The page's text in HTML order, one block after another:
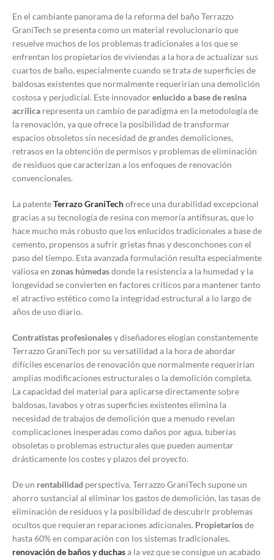
En el cambiante panorama de la reforma del bañoTerrazzo
GraniTech se presenta como un material revolucionario que
resuelve muchos de los problemas tradicionales a los que se
enfrentan los propietarios de viviendas a la hora de actualizar sus
cuartos de baño, especialmente cuando se trata de superficies de
baldosas existentes que normalmente requerirían una demolición
costosa y perjudicial. Este innovadorenlucido a base de resina
acrílica representa un cambio de paradigma en la metodología de
la renovación, ya que ofrece la posibilidad de transformar
espacios obsoletos sin necesidad de grandes demoliciones,
retrasos en la obtención de permisos y problemas de eliminación
de residuos que caracterizan a los enfoques de renovación
convencionales.
La patenteTerrazo GraniTechofrece una durabilidad excepcional
gracias a su tecnología de resina con memoria antifisuras, que lo
hace mucho más robusto que los enlucidos tradicionales a base de
cemento, propensos a sufrir grietas finas y desconchones con el
paso del tiempo. Esta avanzada formulación resulta especialmente
valiosa en zonas húmedasdonde la resistencia a la humedad y la
longevidad se convierten en factores críticos para mantener tanto
el atractivo estético como la integridad estructural a lo largo de
años de uso diario.
Contratistas profesionalesy diseñadores elogian constantemente
Terrazzo GraniTech por su versatilidad a la hora de abordar
difíciles escenarios de renovación que normalmente requerirían
amplias modificaciones estructurales o la demolición completa.
La capacidad del material para aplicarse directamente sobre
baldosas, lavabos y otras superficies existentes elimina la
necesidad de trabajos de demolición que a menudo revelan
complicaciones inesperadas como daños por agua, tuberías
obsoletas o problemas estructurales que pueden aumentar
drásticamente los costes y plazos del proyecto.
De un rentabilidad perspectiva, Terrazzo GraniTech supone un
ahorro sustancial al eliminar los gastos de demolición, las tasas de
eliminación de residuos y la posibilidad de descubrir problemas
ocultos que requieran reparaciones adicionales. Propietariosde
hasta 60% en comparación con los sistemas tradicionales.
renovación de baños y duchasa la vez que se consigue un acabado